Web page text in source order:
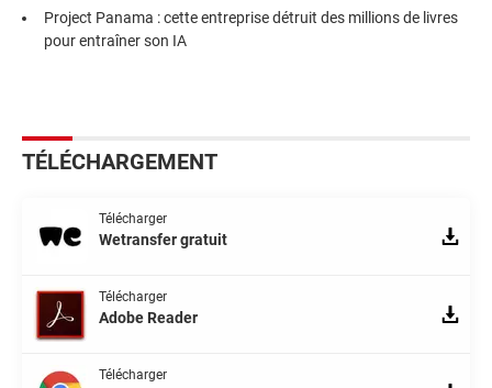
Project Panama : cette entreprise détruit des millions de livres
pour entraîner son IA
TÉLÉCHARGEMENT
Télécharger
Wetransfer gratuit
Télécharger
Adobe Reader
Télécharger